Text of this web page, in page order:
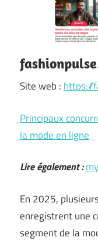
Site web : https://
Principaux
la mode en ligne
Lire également :
En 2025,
enregistrent une
segment de la